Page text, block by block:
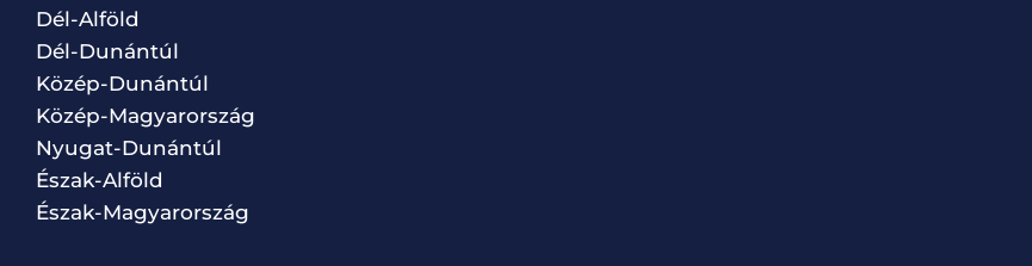
Dél-Alföld
Dél-Dunántúl
Közép-Dunántúl
Közép-Magyarország
Nyugat-Dunántúl
Észak-Alföld
Észak-Magyarország